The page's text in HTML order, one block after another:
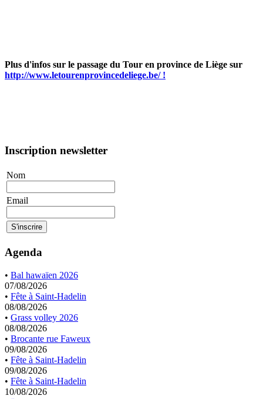
Plus d'infos sur le passage du Tour en province de Liège sur
http://www.letourenprovincedeliege.be/ !
Inscription newsletter
Nom
Email
Agenda
• Bal hawaïen 2026
07/08/2026
• Fête à Saint-Hadelin
08/08/2026
• Grass volley 2026
08/08/2026
• Brocante rue Faweux
09/08/2026
• Fête à Saint-Hadelin
09/08/2026
• Fête à Saint-Hadelin
10/08/2026